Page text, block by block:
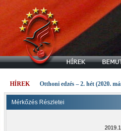
HÍREK Otthoni edzés – 2. hét (2020.
Mérkőzés Részletei